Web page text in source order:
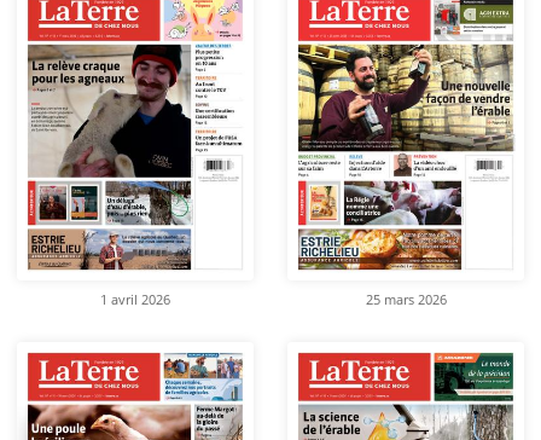
1 avril 2026 25 mars 2026